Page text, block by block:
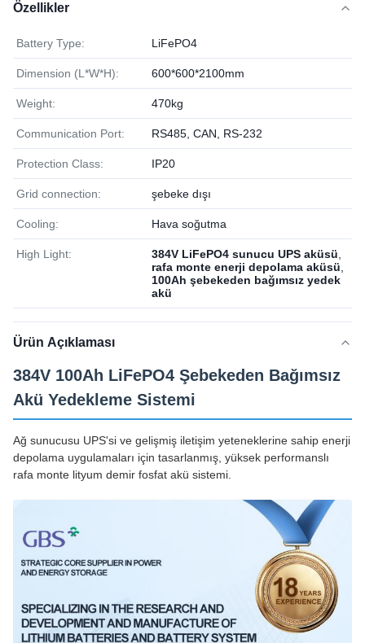
Özellikler
Battery Type: LiFePO4
Dimension (L*W*H): 600*600*2100mm
Weight: 470kg
Communication Port: RS485, CAN, RS-232
Protection Class: IP20
Grid connection: şebeke dışı
Cooling: Hava soğutma
High Light: 384V LiFePO4 sunucu UPS aküsü
rafa monte enerji depolama aküsü
100Ah şebekeden bağımsız yedek
akü
Ürün Açıklaması
384V 100Ah LiFePO4 Şebekeden Bağımsız
Akü Yedekleme Sistemi
Ağ sunucusu UPS'si ve gelişmiş iletişim yeteneklerine sahip enerji
depolama uygulamaları için tasarlanmış, yüksek performanslı
rafa monte lityum demir fosfat akü sistemi.